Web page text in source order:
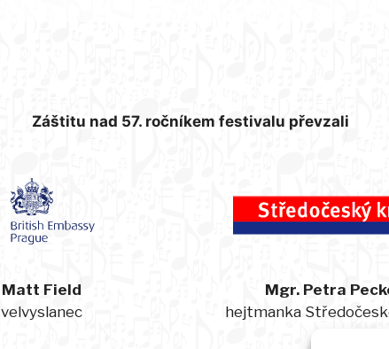
Záštitu nad 57. ročníkem festivalu převzali
Matt Field
velvyslanec
Mgr. Petra
hejtmanka